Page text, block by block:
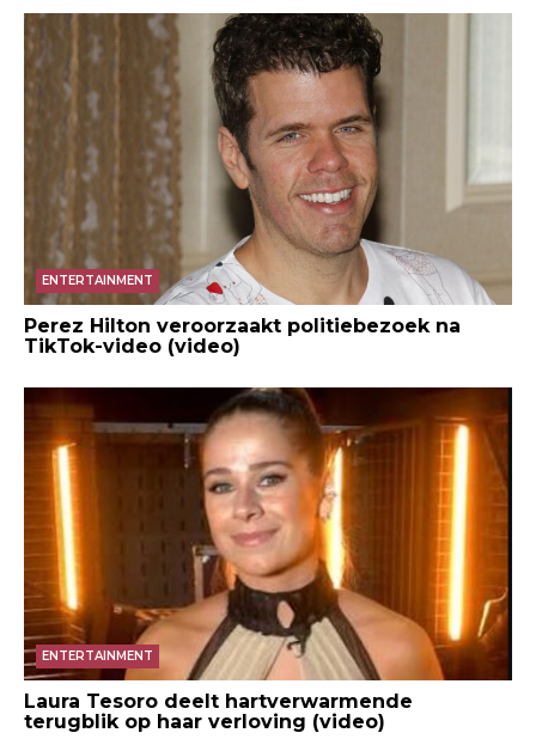
ENTERTAINMENT
Perez Hilton veroorzaakt politiebezoek na
TikTok-video (video)
ENTERTAINMENT
Laura Tesoro deelt hartverwarmende
terugblik op haar verloving (video)